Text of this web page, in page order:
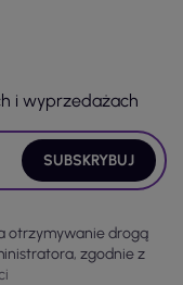
i wyprzedażach
otrzymywanie drogą
zgodnie z